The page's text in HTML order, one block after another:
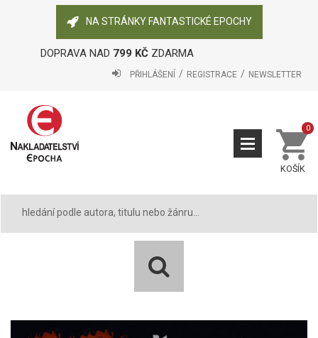
NA STRÁNKY FANTASTICKÉ EPOCHY
DOPRAVA NAD 799 KČZDARMA
PŘIHLÁŠENÍ REGISTRACE NEWSLETTER
KOŠÍK
0